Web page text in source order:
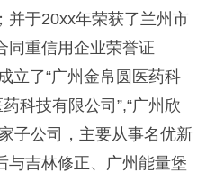
并于20xx年荣获了兰州市
同重信用企业荣誉证
立了“广州金帛圆医药科
科技有限公司”,“广州欣
子公司，主要从事名优新
与吉林修正、广州能量堡